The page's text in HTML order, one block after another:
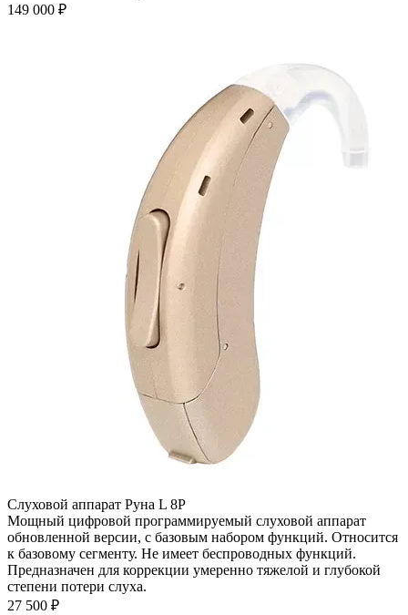
149 000 ₽
Слуховой аппарат Руна L 8P
Мощный цифровой программируемый слуховой аппарат
обновленной версии, с базовым набором функций. Относится
к базовому сегменту. Не имеет беспроводных функций.
Предназначен для коррекции умеренно тяжелой и глубокой
степени потери слуха.
27 500 ₽